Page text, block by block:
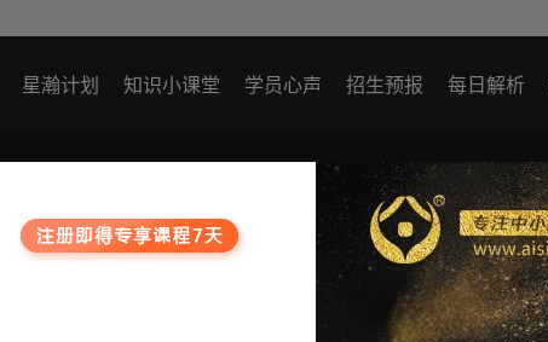
星瀚计划 知识小课堂 学员心声 招生预报 每日解析